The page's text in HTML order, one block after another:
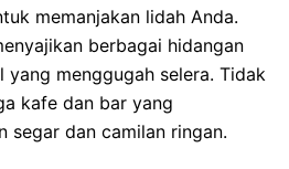
memanjakan lidah Anda.
berbagai hidangan
yang menggugah selera. Tidak
kafe dan bar yang
segar dan camilan ringan.